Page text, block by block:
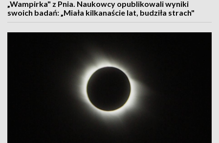
„Wampirka" z Pnia. Naukowcy opublikowali wyniki
swoich badań: „Miała kilkanaście lat, budziła strach"